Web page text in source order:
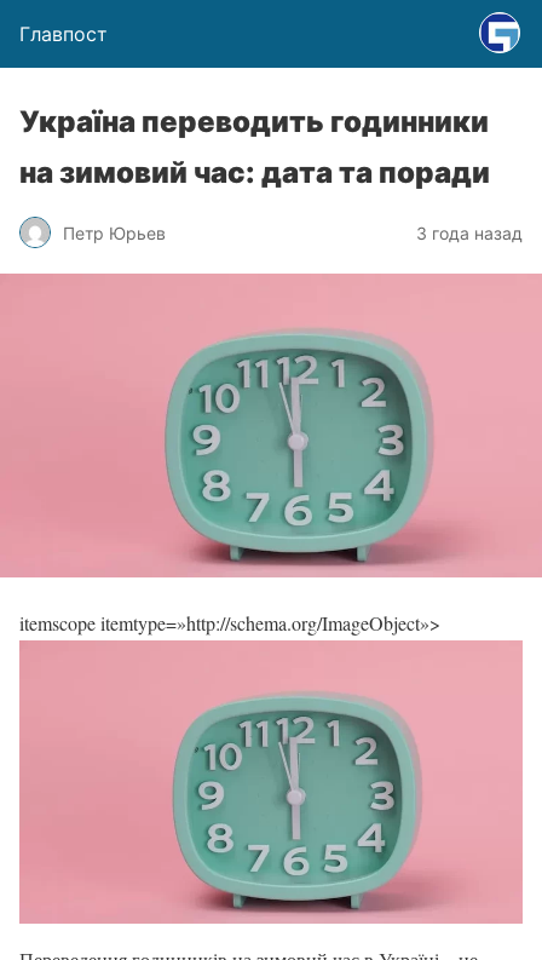
Главпост
Україна переводить годинники
на зимовий час: дата та поради
Петр Юрьев 3 года назад
itemscope itemtype=»http://schema.org/ImageObject»>